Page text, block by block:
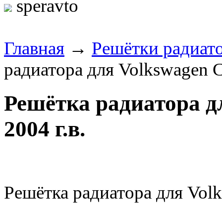
speravto
Главная → Решётки
радиатора для Volkswagen
Решётка радиатора
2004 г.в.
Решётка радиатора для